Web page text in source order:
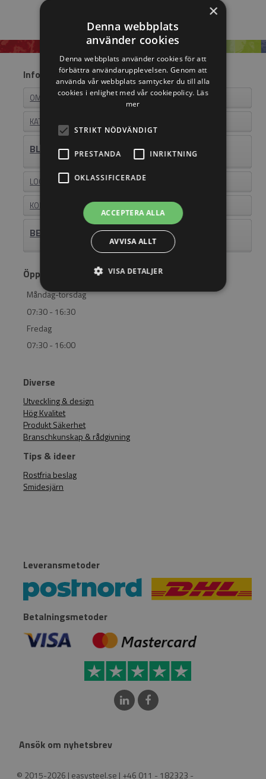
Information
OM EASYSTEEL
KATALOGER
BLI ÅTERFÖRSÄLJARE
LOGIN
KONTAKT
BEHÖVER DU HJÄLP? RING 011-18 23 23
Öppettider
Måndag-torsdag
07:30 - 16:30
Fredag
07:30 - 16:00
Diverse
Utveckling & design
Hög Kvalitet
Produkt Säkerhet
Branschkunskap & rådgivning
Tips & ideer
Rostfria beslag
Smidesjärn
Leveransmetoder
Betalningsmetoder
Ansök om nyhetsbrev
© 2015-2026 | easysteel.se | +46 011 - 182323 -
×
Denna webbplats
använder cookies
Denna webbplats använder cookies för att
förbättra användarupplevelsen. Genom att
använda vår webbplats samtycker du till alla
cookies i enlighet med vår cookiepolicy. Läs
mer
STRIKT NÖDVÄNDIGT
PRESTANDA INRIKTNING
OKLASSIFICERADE
ACCEPTERA ALLA
AVVISA ALLT
VISA DETALJER